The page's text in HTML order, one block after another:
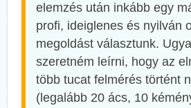
elemzés után inkább egy
profi, ideiglenes és nyilván
megoldást választunk.
szeretném leírni, hogy az
több tucat felmérés történt
(legalább 20 ács, 10